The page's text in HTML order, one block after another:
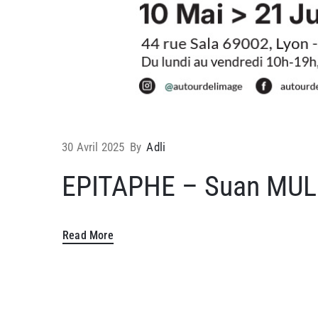
30 Avril 2025 By Adli
EPITAPHE – Suan
Read More